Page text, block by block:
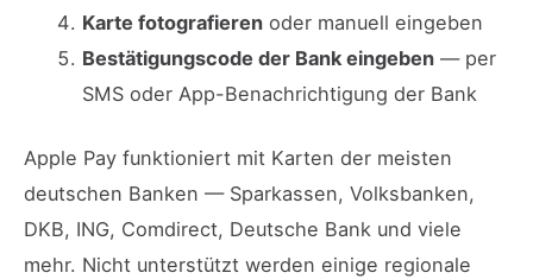
Karte fotografierenoder manuell eingeben
Bestätigungscode der Bank eingeben— per
SMS oder App-Benachrichtigung der Bank
Apple Pay funktioniert mit Karten der meisten
deutschen Banken — Sparkassen, Volksbanken,
DKB, ING, Comdirect, Deutsche Bank und viele
mehr. Nicht unterstützt werden einige regionale